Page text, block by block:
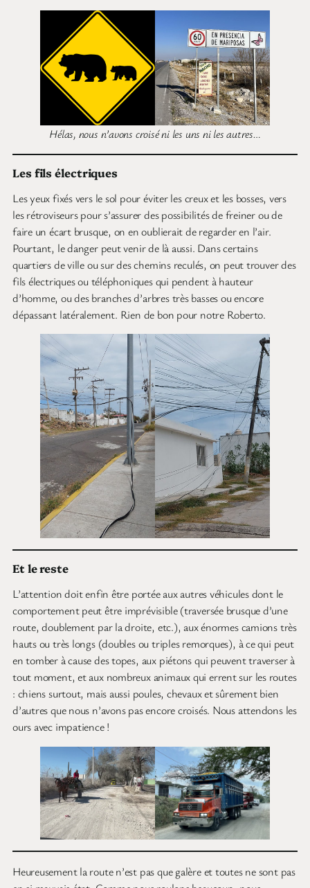
Hélas, nous n’avons croisé ni les uns ni les autres…
Les fils électriques
Les yeux fixés vers le sol pour éviter les creux et les bosses, vers
les rétroviseurs pour s’assurer des possibilités de freiner ou de
faire un écart brusque, on en oublierait de regarder en l’air.
Pourtant, le danger peut venir de là aussi. Dans certains
quartiers de ville ou sur des chemins reculés, on peut trouver des
fils électriques ou téléphoniques qui pendent à hauteur
d’homme, ou des branches d’arbres très basses ou encore
dépassant latéralement. Rien de bon pour notre Roberto.
Et le reste
L’attention doit enfin être portée aux autres véhicules dont le
comportement peut être imprévisible (traversée brusque d’une
route, doublement par la droite, etc.), aux énormes camions très
hauts ou très longs (doubles ou triples remorques), à ce qui peut
en tomber à cause des topes, aux piétons qui peuvent traverser à
tout moment, et aux nombreux animaux qui errent sur les routes
: chiens surtout, mais aussi poules, chevaux et sûrement bien
d’autres que nous n’avons pas encore croisés. Nous attendons les
ours avec impatience !
Heureusement la route n’est pas que galère et toutes ne sont pas